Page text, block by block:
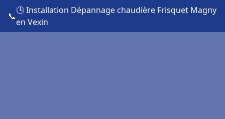
📞
🕒 Installation Dépannage chaudière Frisquet Magny
en Vexin